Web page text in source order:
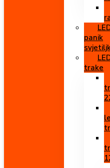
panik
trake